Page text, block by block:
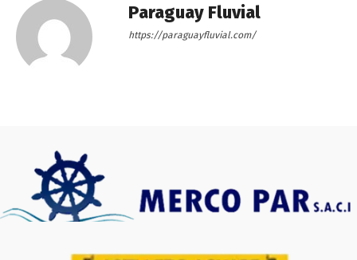
Paraguay Fluvial
https://paraguayfluvial.com/